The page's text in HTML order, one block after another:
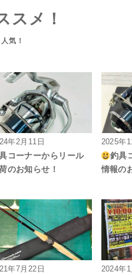
スメ！
年2月11日
コーナーからリール
のお知らせ！
2025年
釣具
情報の
年7月22日
2024年1